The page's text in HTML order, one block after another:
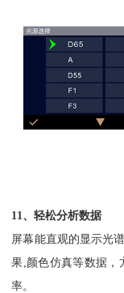
11、轻松分析数据
屏幕能直观的显示光
果,颜色仿真等数据，
率。